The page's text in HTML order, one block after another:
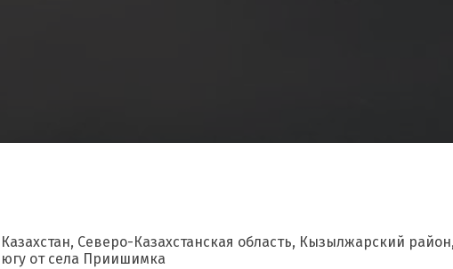
Казахстан, Северо-Казахстанская область, Кызылжарский
югу от села Приишимка